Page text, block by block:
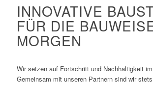
INNOVATIVE
FÜR DIE
MORGEN
Wir setzen auf Fortschritt und Nachhaltigkeit
Gemeinsam mit unseren Partnern sind wir